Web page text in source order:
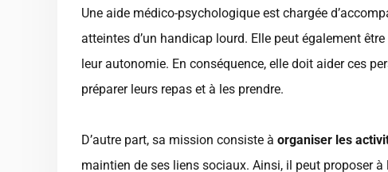
Une aide médico-psychologique est chargée
atteintes d’un handicap lourd. Elle peut également
leur autonomie. En conséquence, elle doit aider ces
préparer leurs repas et à les prendre.
D’autre part, sa mission consiste à organiser les
maintien de ses liens sociaux. Ainsi, il peut proposer